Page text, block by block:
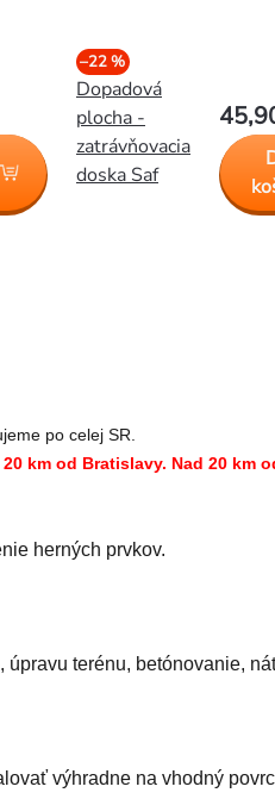
–22 %
Dopadová
plocha -
zatrávňovacia
doska Saf
po celej SR.
km od Bratislavy. Nad 20 km
herných prvkov.
úpravu terénu, betónovanie,
výhradne na vhodný